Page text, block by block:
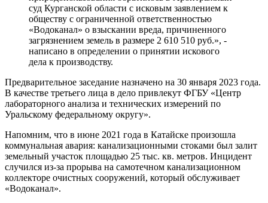
суд Курганской области с исковым заявлением к
обществу с ограниченной ответственностью
«Водоканал» о взыскании вреда, причиненного
загрязнением земель в размере 2 610 510 руб.», -
написано в определении о принятии искового
дела к производству.
Предварительное заседание назначено на 30 января 2023 года.
В качестве третьего лица в дело привлекут ФГБУ «Центр
лабораторного анализа и технических измерений по
Уральскому федеральному округу».
Напомним, что в июне 2021 года в Катайске произошла
коммунальная авария: канализационными стоками был залит
земельный участок площадью 25 тыс. кв. метров. Инцидент
случился из-за прорыва на самотечном канализационном
коллекторе очистных сооружений, который обслуживает
«Водоканал».